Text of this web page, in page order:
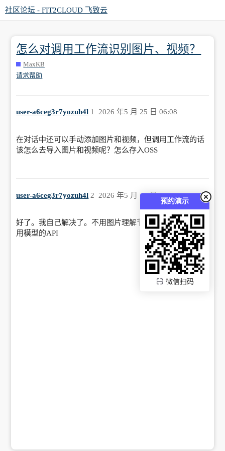
预约演示
微信扫码
社区论坛 - FIT2CLOUD 飞致云
怎么对调用工作流识别图片、视频？
MaxKB
请求帮助
user-a6ceg3r7yozuh4l 2026 年5 月 25 日 06:08
1
在对话中还可以手动添加图片和视频，但调用工作流的话
该怎么去导入图片和视频呢？怎么存入OSS
user-a6ceg3r7yozuh4l 2026 年5 月 25 日 07:02
2
好了。我自己解决了。不用图片理解节点，用自定义，调
用模型的API